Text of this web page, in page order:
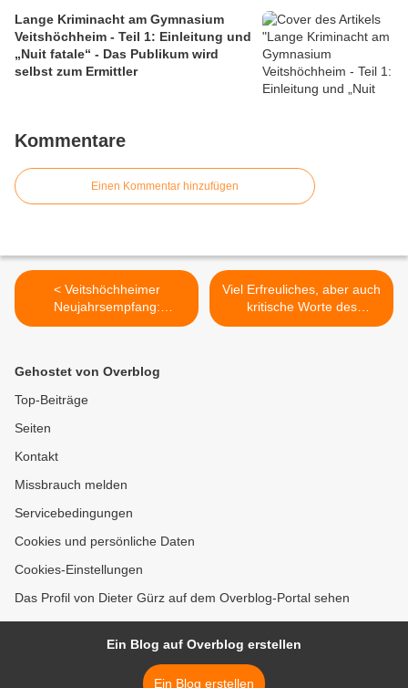
Lange Kriminacht am Gymnasium
Veitshöchheim - Teil 1: Einleitung und
„Nuit fatale“ - Das Publikum wird
selbst zum Ermittler
Kommentare
Einen Kommentar hinzufügen
< Veitshöchheimer
Neujahrsempfang:
Gadheimer Urban Kauppert
ausgezeichnet
Viel Erfreuliches, aber auch
kritische Worte des
Bürgermeisters beim
Gehostet von Overblog
Top-Beiträge
Seiten
Kontakt
Missbrauch melden
Servicebedingungen
Cookies und persönliche Daten
Cookies-Einstellungen
Das Profil von Dieter Gürz auf dem Overblog-Portal sehen
Ein Blog auf Overblog erstellen
Ein Blog erstellen